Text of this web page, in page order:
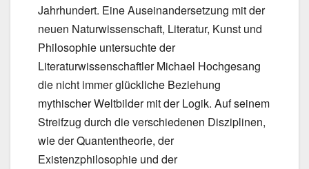
Jahrhundert. Eine Auseinandersetzung mit der
neuen Naturwissenschaft, Literatur, Kunst und
Philosophie untersuchte der
Literaturwissenschaftler Michael Hochgesang
die nicht immer glückliche Beziehung
mythischer Weltbilder mit der Logik. Auf seinem
Streifzug durch die verschiedenen Disziplinen,
wie der Quantentheorie, der
Existenzphilosophie und der